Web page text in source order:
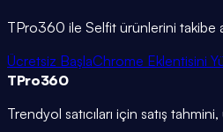
TPro360 ile Selfit ürünlerini takibe
Ücretsiz BaşlaChrome Eklentisini
TPro360
Trendyol satıcıları için satış